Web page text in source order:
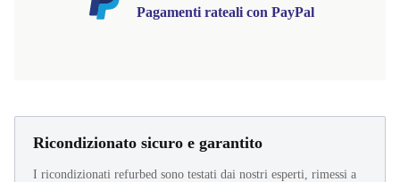
Pagamenti rateali con PayPal
Ricondizionato sicuro e garantito
I ricondizionati refurbed sono testati dai nostri esperti, rimessi a